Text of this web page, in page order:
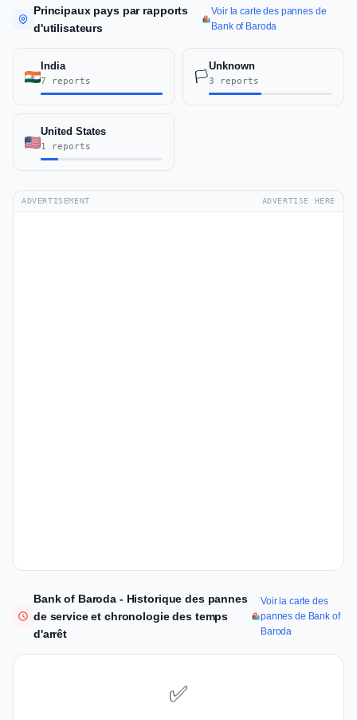
Principaux pays par rapports
d'utilisateurs
Voir la carte des pannes de
Bank of Baroda
India
7 reports 🏳️
Unknown
3 reports
United States
1 reports
ADVERTISEMENT ADVERTISE HERE
Bank of Baroda - Historique des pannes
de service et chronologie des temps
d'arrêt
Voir la carte des
pannes de Bank of
Baroda
✅